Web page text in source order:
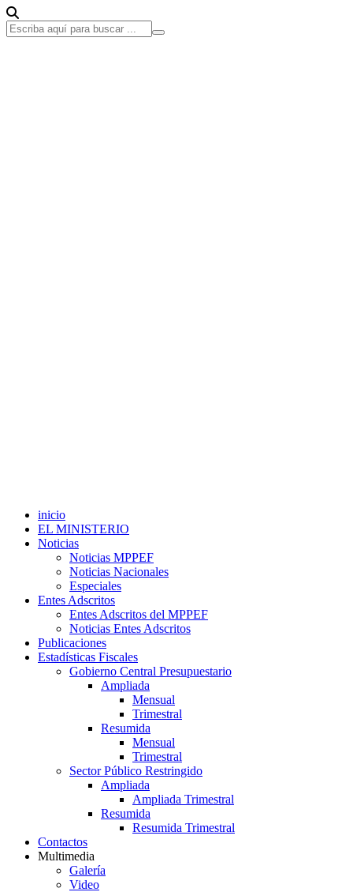
inicio
EL MINISTERIO
Noticias
Noticias MPPEF
Noticias Nacionales
Especiales
Entes Adscritos
Entes Adscritos del MPPEF
Noticias Entes Adscritos
Publicaciones
Estadísticas Fiscales
Gobierno Central Presupuestario
Ampliada
Mensual
Trimestral
Resumida
Mensual
Trimestral
Sector Público Restringido
Ampliada
Ampliada Trimestral
Resumida
Resumida Trimestral
Contactos
Multimedia
Galería
Video